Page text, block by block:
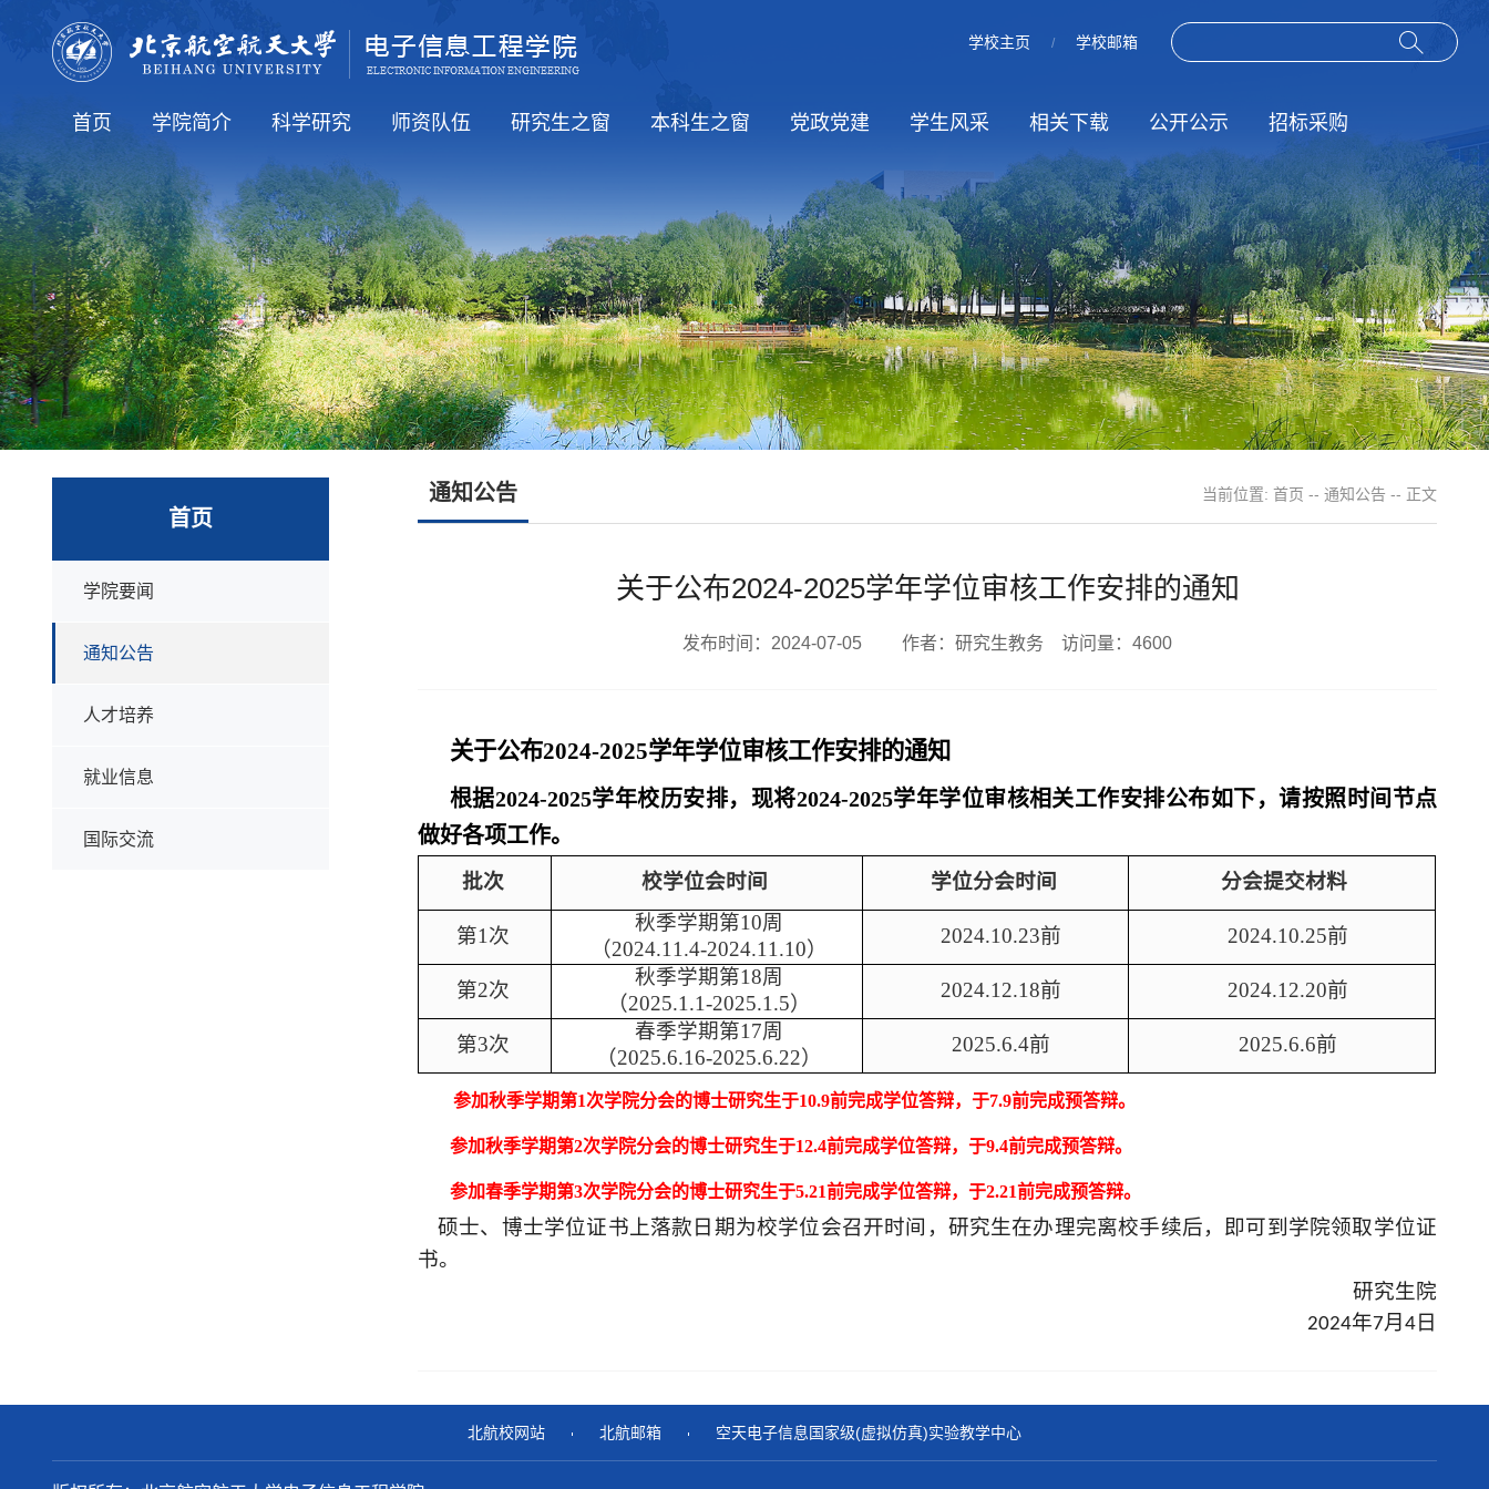
学校主页 / 学校邮箱
首页
学院要闻
通知公告
人才培养
就业信息
国际交流
学院简介
学院介绍
学院领导
学术机构
行政机构
科学研究
科研方向
科研学术
师资队伍 研究生之窗 本科生之窗 党政党建
党风廉政
工会活动
学生风采 相关下载
规章制度
公开公示 招标采购
招标信息
服务指南
结果公示
首页
学院要闻
通知公告
人才培养
就业信息
国际交流
通知公告 当前位置: 首页 -- 通知公告 -- 正文
关于公布2024-2025学年学位审核工作安排的通知
发布时间：2024-07-05 作者：研究生教务 访问量： 4600
关于公布2024-2025学年学位审核工作安排的通知
根据2024-2025学年校历安排，现将2024-2025学年学位审核相关工作安排公布如下，请按照时间节点
做好各项工作。
批次 校学位会时间 学位分会时间 分会提交材料
第1 次
秋季学期第10周
（2024.11.4-2024.11.10）
2024.10.23前 2024.10.25前
第2次
秋季学期第18周
（2025.1.1-2025.1.5）
2024.12.18前 2024.12.20前
第3次
春季学期第17周
（2025.6.16-2025.6.22）
2025.6.4前 2025.6.6前
参加秋季学期第1次学院分会的博士研究生于10.9前完成学位答辩，于7.9前完成预答辩。
参加秋季学期第2次学院分会的博士研究生于12.4前完成学位答辩，于9.4前完成预答辩。
参加春季学期第3次学院分会的博士研究生于5.21前完成学位答辩，于2.21前完成预答辩。
硕士、博士学位证书上落款日期为校学位会召开时间，研究生在办理完离校手续后，即可到学院领取学位证
书。
研究生院
2024年7月4日
北航校网站 北航邮箱 空天电子信息国家级(虚拟仿真)实验教学中心